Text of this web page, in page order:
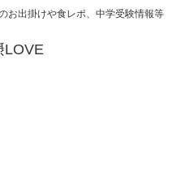
お出掛けや食レポ、中学受験情報等